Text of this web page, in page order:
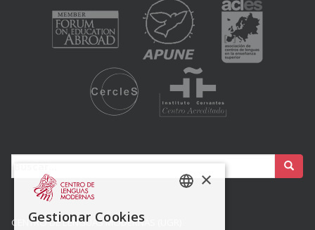
CENTRO DE LENGUAS MODERNAS (UGR)
×
Gestionar Cookies